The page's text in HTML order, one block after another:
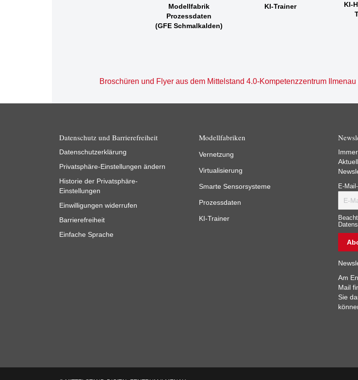
Modellfabrik
Prozessdaten
(GFE Schmalkalden)
KI-Trainer
KI-
Broschüren und Flyer aus dem Mittelstand 4.0-Kompetenzzentrum
Datenschutz und Barrierefreiheit
Datenschutzerklärung
Privatsphäre-Einstellungen ändern
Historie der Privatsphäre-
Einstellungen
Einwilligungen widerrufen
Barrierefreiheit
Einfache Sprache
Modellfabriken
Vernetzung
Virtualisierung
Smarte Sensorsysteme
Prozessdaten
KI-Trainer
E-
Am
Mail
Sie